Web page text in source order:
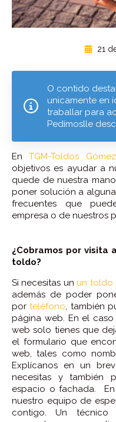
21
O contido
unicamente en
traballar para
Pedímoslle
EnTGM-Toldos Gómez
objetivos es ayudar a
quede de nuestra
poner solución a
frecuentes que
empresa o de nuestros
¿Cobramos por visita
toldo?
Si necesitas unun toldo
además de poder
porteléfono , también
página web. En el
web solo tienes que
el formulario que
web, tales como
Explícanos en un
necesitas y también
espacio o fachada.
nuestro equipo de
contigo. Un